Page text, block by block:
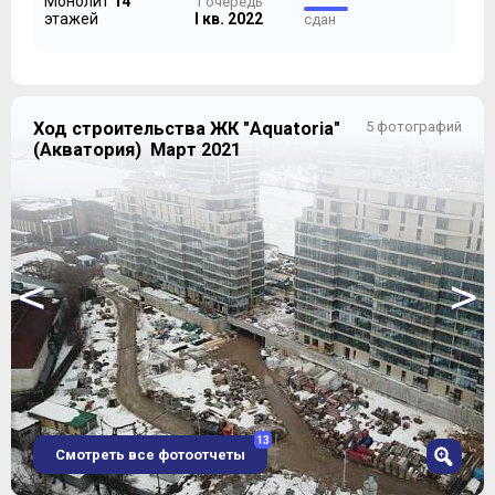
Наземная часть стилобата корпусов С1 и С2 имеет
один парковочный этаж, а наземная часть стилобата
корпусов В1 и В2 состоит из двух этажей, один из
которых предназначен для размещения коммерческих
объектов (в ПД упомянуты исключительно офисы и
кафе), а на втором находятся 19 квартир, наиболее
приближенных к желанной воде.
этажей
I кв. 2022 сдан
5 фотографий
Ход строительства ЖК "Aquatoria"
(Акватория) Март 2021
< >
Смотреть все фотоотчеты
13